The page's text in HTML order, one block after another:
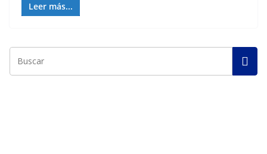
Leer más...